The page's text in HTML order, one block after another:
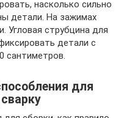
насколько сильно
детали. На зажимах
Угловая струбцина для
детали с
сантиметров.
для